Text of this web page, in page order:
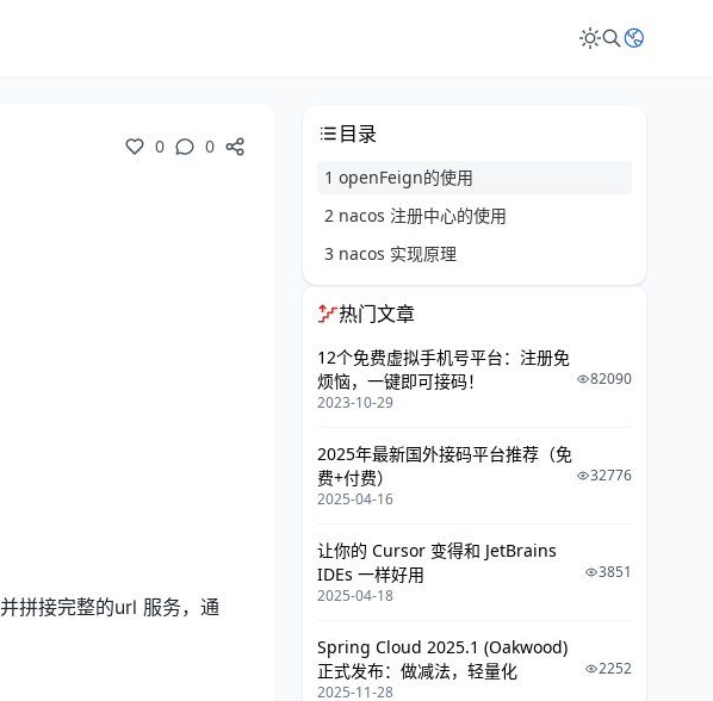
0 0
拼接完整的url 服务，通
目录
1 openFeign的使用
2 nacos 注册中心的使用
3 nacos 实现原理
热门文章
12个免费虚拟手机号平台：注册免
烦恼，一键即可接码！
2023-10-29
82090
2025年最新国外接码平台推荐（免
费+付费）
2025-04-16
32776
让你的 Cursor 变得和 JetBrains
IDEs 一样好用
2025-04-18
3851
Spring Cloud 2025.1 (Oakwood)
正式发布：做减法，轻量化
2025-11-28
2252